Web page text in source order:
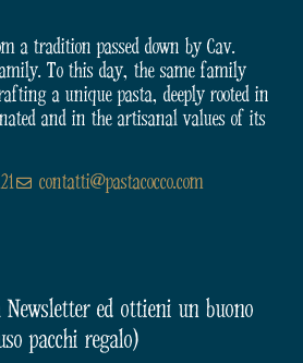
a tradition passed down by Cav.
To this day, the same family
a unique pasta, deeply rooted in
and in the artisanal values of its
contatti@pastacocco.com
ed ottieni un buono
pacchi regalo)